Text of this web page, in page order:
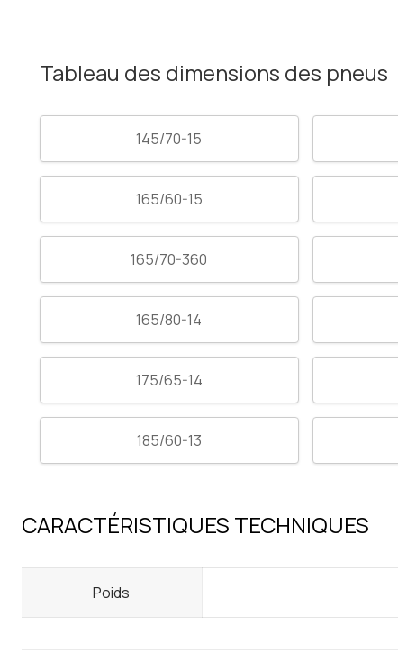
Tableau des dimensions des pneus
145/70-15
165/60-15
165/70-360
165/80-14
175/65-14
185/60-13
CARACTÉRISTIQUES TECHNIQUES
Poids